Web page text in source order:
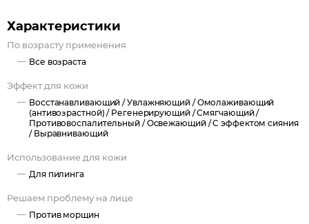
Характеристики
По возрасту применения
Все возраста
Эффект для кожи
Восстанавливающий /Увлажняющий /Омолаживающий
(антивозрастной) / Регенерирующий /Смягчающий /
Противовоспалительный /Освежающий /С эффектом сияния
/ Выравнивающий
Использование для кожи
Для пилинга
Решаем проблему на лице
Против морщин